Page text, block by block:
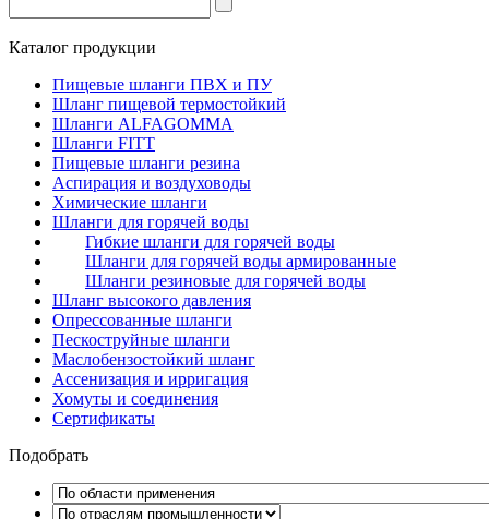
Каталог продукции
Пищевые шланги ПВХ и ПУ
Шланг пищевой термостойкий
Шланги ALFAGOMMA
Шланги FITT
Пищевые шланги резина
Аспирация и воздуховоды
Химические шланги
Шланги для горячей воды
Гибкие шланги для горячей воды
Шланги для горячей воды армированные
Шланги резиновые для горячей воды
Шланг высокого давления
Опрессованные шланги
Пескоструйные шланги
Маслобензостойкий шланг
Ассенизация и ирригация
Хомуты и соединения
Сертификаты
Подобрать